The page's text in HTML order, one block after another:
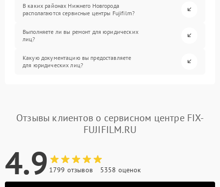
В каких районах Нижнего Новгорода
располагаются сервисные центры Fujifilm?
Выполняете ли вы ремонт для юридических
лиц?
Какую документацию вы предоставляете
для юридических лиц?
Отзывы клиентов о сервисном центре FIX-
FUJIFILM.RU
4.9 1799 отзывов 5358 оценок